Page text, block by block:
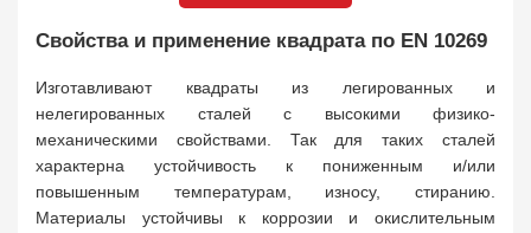
Свойства и применение квадрата по EN 10269
Изготавливают квадраты из легированных и
нелегированных сталей с высокими физико-
механическими свойствами. Так для таких сталей
характерна устойчивость к пониженным и/или
повышенным температурам, износу, стиранию.
Материалы устойчивы к коррозии и окислительным